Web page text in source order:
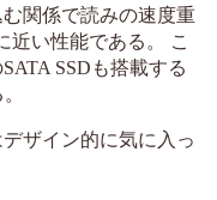
関係で読みの速度重
近い性能である。 こ
SSDも搭載する
ザイン的に気に入っ